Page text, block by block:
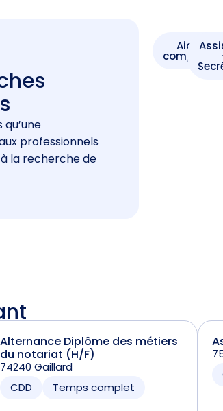
professionnels
la recherche de
Aide -
comptable
Alternance Diplôme des métiers
du notariat (H/F)
74240 Gaillard
CDD
Temps complet